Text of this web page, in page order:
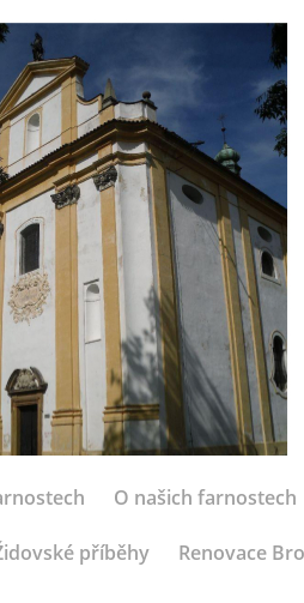
O našich farnostech
příběhy Renovace